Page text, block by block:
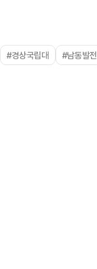
#경상국립대 #남동발전